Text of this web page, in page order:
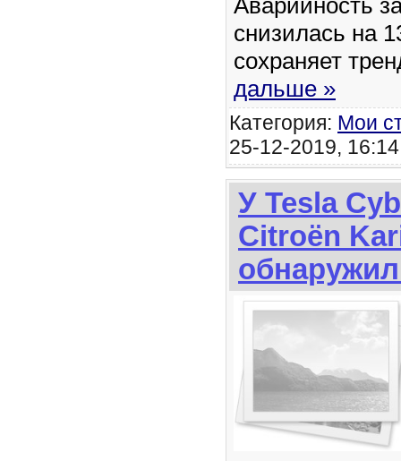
Аварийность
снизилась на
сохраняет
дальше »
Категория: Мои
25-12-2019,
У Tesla
Citroën